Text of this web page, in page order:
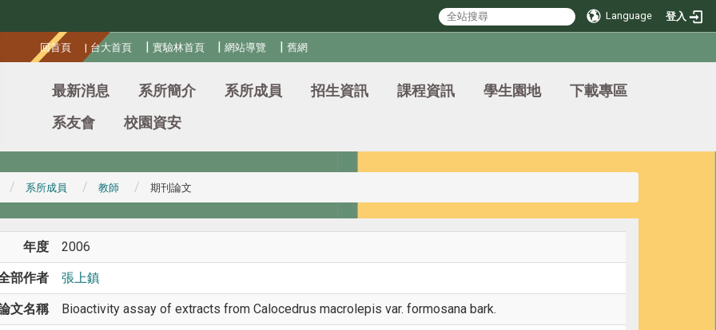
Language 登入
回首頁 | 台大首頁 | 實驗林首頁 |網站導覽 |舊網
最新消息 系所簡介 系所成員 招生資訊 課程資訊 學生園地
下載專區
系友會
校園資安
系所成員 教師 期刊論文
年度 2006
部作者 張上鎮
文名稱 Bioactivity assay of extracts from Calocedrus macrolepis var. formosana bark.